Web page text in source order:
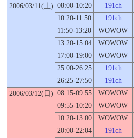
2006/03/11(土) 08:00-10:20 191ch
10:20-11:50
191ch
11:50-13:20
WOWOW
13:20-15:04
WOWOW
17:00-19:00
WOWOW
25:00-26:25
191ch
26:25-27:50
191ch
2006/03/12(日) 08:15-09:55 WOWOW
09:55-10:20
WOWOW
10:20-13:00
WOWOW
20:00-22:04
191ch